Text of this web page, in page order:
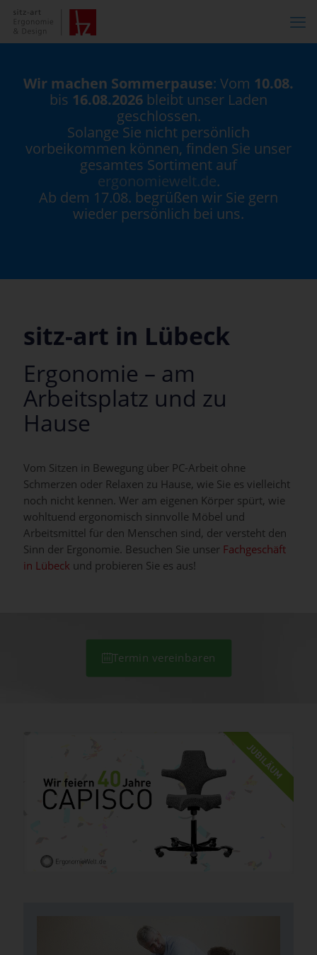
Wir machen Sommerpause: Vom 10.08.
bis 16.08.2026 bleibt unser Laden
geschlossen.
Solange Sie nicht persönlich
vorbeikommen können, finden Sie unser
gesamtes Sortiment auf
ergonomiewelt.de.
Ab dem 17.08. begrüßen wir Sie gern
wieder persönlich bei uns.
sitz-art in Lübeck
Ergonomie – am
Arbeitsplatz und zu
Hause
Vom Sitzen in Bewegung über PC-Arbeit ohne
Schmerzen oder Relaxen zu Hause, wie Sie es vielleicht
noch nicht kennen. Wer am eigenen Körper spürt, wie
wohltuend ergonomisch sinnvolle Möbel und
Arbeitsmittel für den Menschen sind, der versteht den
Sinn der Ergonomie. Besuchen Sie unser Fachgeschäft
in Lübeck und probieren Sie es aus!
Termin vereinbaren